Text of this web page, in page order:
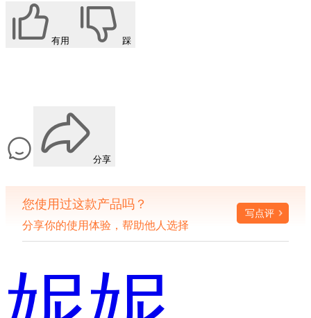
有用 踩
分享
您使用过这款产品吗？
分享你的使用体验，帮助他人选择
写点评